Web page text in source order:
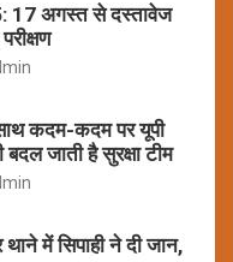
17 अगस्त से दस्तावेज
कदम-कदम पर यूपी
जाती है सुरक्षा टीम
में सिपाही ने दी जान,